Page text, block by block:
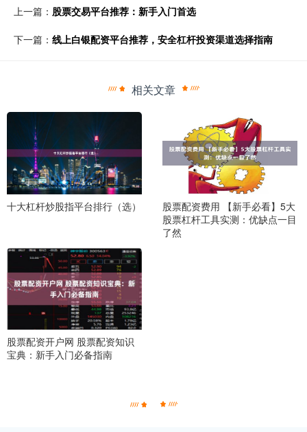
上一篇： 股票交易平台推荐：新手入门首选
下一篇： 线上白银配资平台推荐，安全杠杆投资渠道选择指南
相关文章
十大杠杆炒股指平台排行（选）
股票配资费用 【新手必看】5大
股票杠杆工具实测：优缺点一目
了然
股票配资开户网 股票配资知识
宝典：新手入门必备指南